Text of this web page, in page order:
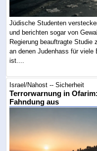
Jüdische Studenten
und berichten sogar von
Regierung beauftragte
an denen Judenhass für viele
ist....
Israel/Nahost -- Sicherheit
Terrorwarnung in
Fahndung aus